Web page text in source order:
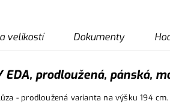
velikostí Dokumenty
EDA, prodloužená, pánská,
- prodloužená varianta na výšku 194